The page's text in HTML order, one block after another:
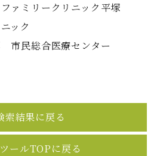
ァミリークリニック平塚
ック
市民総合医療センター
索結果に戻る
ールTOPに戻る